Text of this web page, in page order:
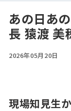
あの日あ
長 猿渡 美
2026年05月20日
現場知見生